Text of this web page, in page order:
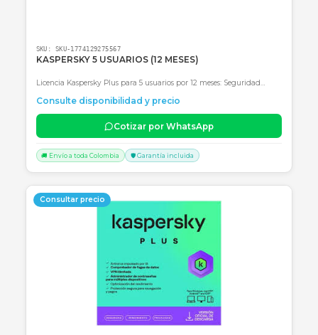
SKU-1774129021383
KASPERSKY 10 USUARIOS (12 MESES)
Protección avanzada para 10 dispositivos por 12 meses con VPN
ilimitada, optimización de rendimiento y seguridad financiera.
Consulte disponibilidad y precio
Cotizar por WhatsApp